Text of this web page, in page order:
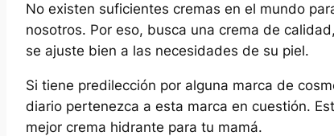
No existen suficientes cremas en el mundo
nosotros. Por eso, busca una crema de
se ajuste bien a las necesidades de su piel.
Si tiene predilección por alguna marca de
diario pertenezca a esta marca en cuestión.
mejor crema hidrante para tu mamá.